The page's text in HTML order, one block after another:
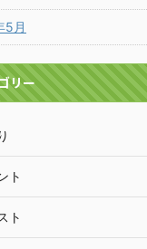
5月
リー
ト
ト